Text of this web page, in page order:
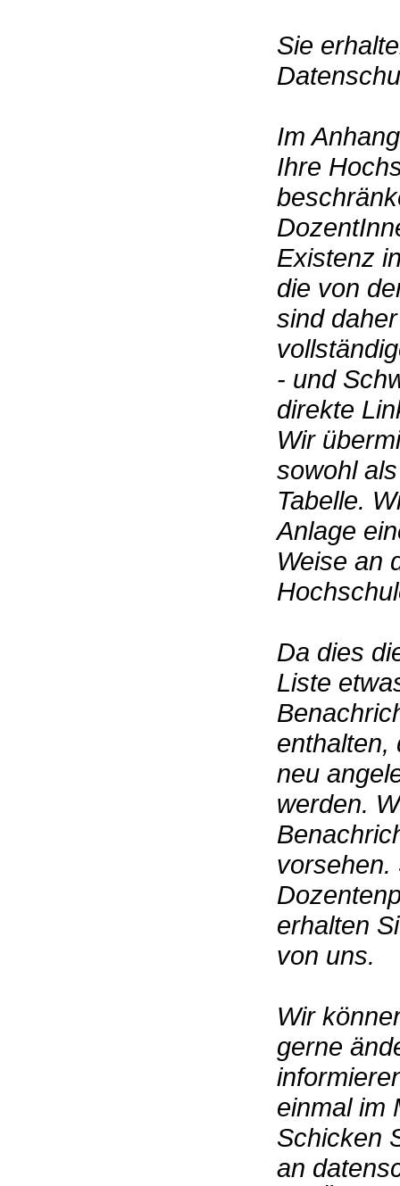
Sie
Im
Ihre
Existenz
die von
sind
- und
direkte
Wir
sowohl
Tabelle.
Anlage
Weise an
Da dies
Liste
enthalten,
neu
werden.
vorsehen.
erhalten
von uns.
Wir
gerne
einmal im
Schicken
an